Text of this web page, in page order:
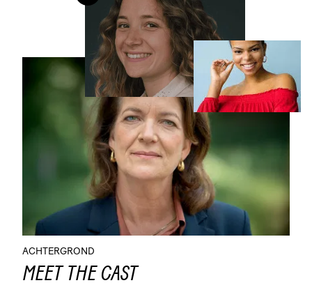
ACHTERGROND
MEET THE CAST